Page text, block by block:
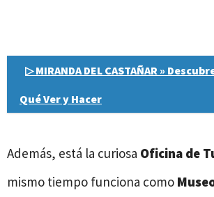
▷ MIRANDA DEL CASTAÑAR »
Qué Ver y Hacer
Además, está la curiosa Oficina de
mismo tiempo funciona como